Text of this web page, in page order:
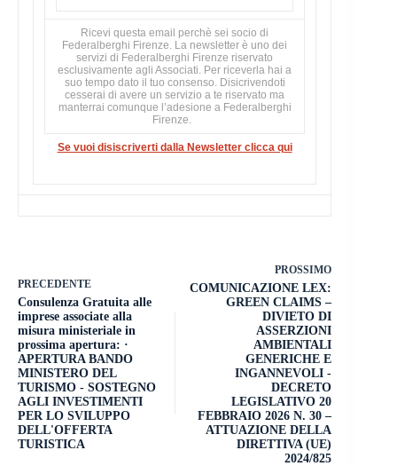
Ricevi questa email perchè sei socio di
Federalberghi Firenze. La newsletter è uno dei
servizi di Federalberghi Firenze riservato
esclusivamente agli Associati. Per riceverla hai a
suo tempo dato il tuo consenso. Disicrivendoti
cesserai di avere un servizio a te riservato ma
manterrai comunque l’adesione a Federalberghi
Firenze.
Se vuoi disiscriverti dalla Newsletter clicca qui
PRECEDENTE
Consulenza Gratuita alle
imprese associate alla
misura ministeriale in
prossima apertura: ·
APERTURA BANDO
MINISTERO DEL
TURISMO - SOSTEGNO
AGLI INVESTIMENTI
PER LO SVILUPPO
DELL'OFFERTA
TURISTICA
PROSSIMO
COMUNICAZIONE LEX:
GREEN CLAIMS –
DIVIETO DI
ASSERZIONI
AMBIENTALI
GENERICHE E
INGANNEVOLI -
DECRETO
LEGISLATIVO 20
FEBBRAIO 2026 N. 30 –
ATTUAZIONE DELLA
DIRETTIVA (UE)
2024/825